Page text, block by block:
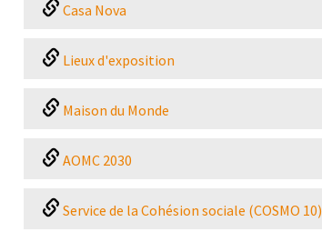
Casa Nova
Lieux d'exposition
Maison du Monde
AOMC 2030
Service de la Cohésion sociale (COSMO 10)